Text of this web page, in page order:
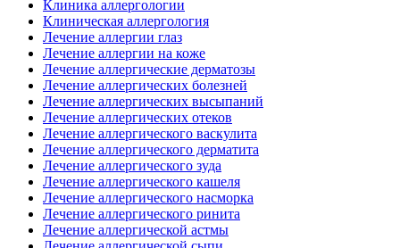
Клиника аллергологии
Клиническая аллергология
Лечение аллергии глаз
Лечение аллергии на коже
Лечение аллергические дерматозы
Лечение аллергических болезней
Лечение аллергических высыпаний
Лечение аллергических отеков
Лечение аллергического васкулита
Лечение аллергического дерматита
Лечение аллергического зуда
Лечение аллергического кашеля
Лечение аллергического насморка
Лечение аллергического ринита
Лечение аллергической астмы